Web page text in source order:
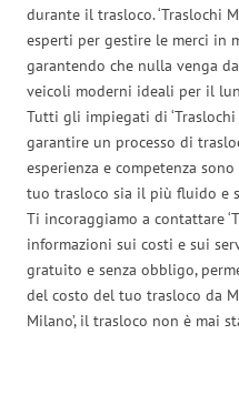
durante il trasloco. ‘Traslochi
esperti per gestire le merci in
garantendo che nulla venga
veicoli moderni ideali per il
Tutti gli impiegati di
garantire un processo di
esperienza e competenza
tuo trasloco sia il più fluido e
Ti incoraggiamo a contattare
informazioni sui costi e sui
gratuito e senza obbligo,
del costo del tuo trasloco da
Milano’, il trasloco non è mai